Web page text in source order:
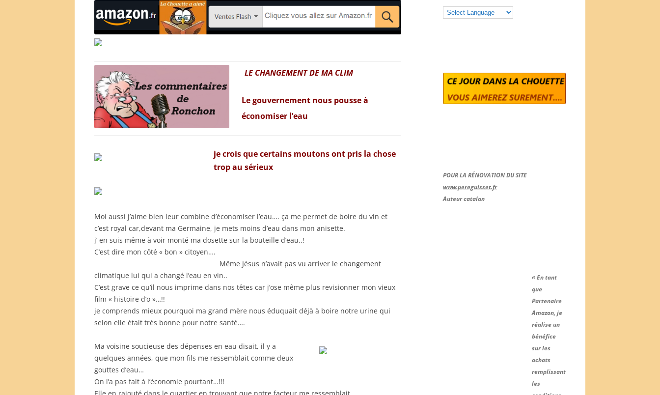
LE CHANGEMENT DE MA CLIM
Le gouvernement nous pousse à
économiser l’eau
je crois que certains moutons ont pris la chose
trop au sérieux
Moi aussi j’aime bien leur combine d’économiser l’eau…. ça me permet de boire du vin et
c’est royal car,devant ma Germaine, je mets moins d’eau dans mon anisette.
j’ en suis même à voir monté ma dosette sur la bouteille d’eau..!
C’est dire mon côté « bon » citoyen….
Même Jésus n’avait pas vu arriver le changement
climatique lui qui a changé l’eau en vin..
C’est grave ce qu’il nous imprime dans nos têtes car j’ose même plus revisionner mon vieux
film « histoire d’o »…!!
je comprends mieux pourquoi ma grand mère nous éduquait déjà à boire notre urine qui
selon elle était très bonne pour notre santé….
Ma voisine soucieuse des dépenses en eau disait, il y a
quelques années, que mon fils me ressemblait comme deux
gouttes d’eau…
On l’a pas fait à l’économie pourtant…!!!
POUR LA RÉNOVATION DU SITE
www.pereguisset.fr
Auteur catalan
« En tant
que
Partenaire
Amazon, je
réalise un
bénéfice
sur les
achats
remplissant
les